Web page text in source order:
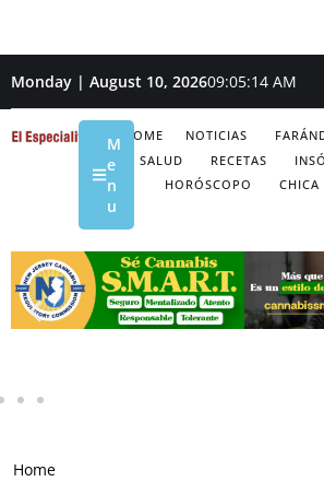
Monday | August 10, 202609:05:15 AM
HOME NOTICIAS
SALUD
RECETAS
HORÓSCOPO
CHICA
M
e
n
u
Home